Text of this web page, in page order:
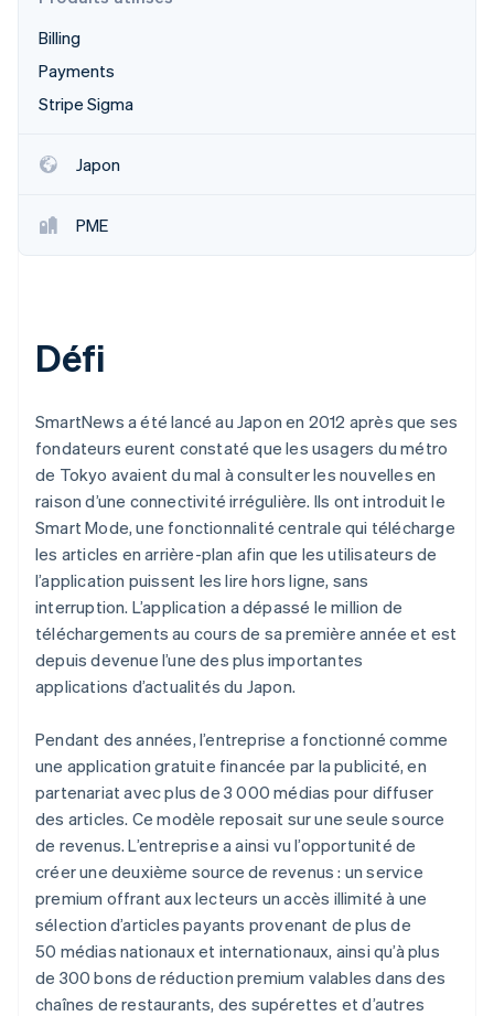
Constitution d'une entreprise
Climate
Élimination du carbone
Billing
Payments
Stripe Sigma
Japon
PME
Défi
SmartNews a été lancé au Japon en 2012 après que ses
fondateurs eurent constaté que les usagers du métro
de Tokyo avaient du mal à consulter les nouvelles en
raison d’une connectivité irrégulière. Ils ont introduit le
Smart Mode, une fonctionnalité centrale qui télécharge
les articles en arrière-plan afin que les utilisateurs de
l’application puissent les lire hors ligne, sans
interruption. L’application a dépassé le million de
téléchargements au cours de sa première année et est
depuis devenue l’une des plus importantes
applications d’actualités du Japon.
Pendant des années, l’entreprise a fonctionné comme
une application gratuite financée par la publicité, en
partenariat avec plus de 3 000 médias pour diffuser
des articles. Ce modèle reposait sur une seule source
de revenus. L’entreprise a ainsi vu l’opportunité de
créer une deuxième source de revenus : un service
premium offrant aux lecteurs un accès illimité à une
sélection d’articles payants provenant de plus de
50 médias nationaux et internationaux, ainsi qu’à plus
de 300 bons de réduction premium valables dans des
chaînes de restaurants, des supérettes et d’autres